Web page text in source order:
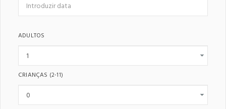
ADULTOS
CRIANÇAS (2-11)